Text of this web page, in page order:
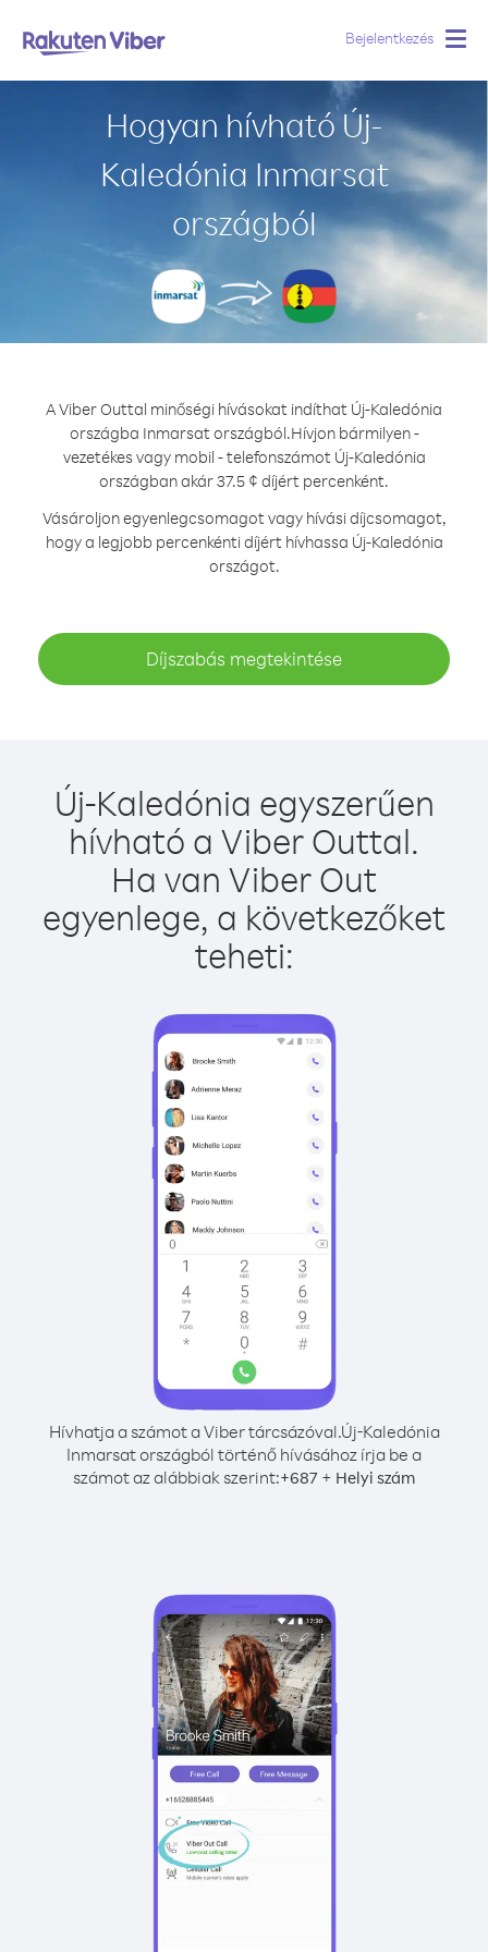
Bejelentkezés
Hogyan hívható Új-
Kaledónia Inmarsat
országból
A Viber Outtal minőségi hívásokat indíthat Új-Kaledónia
országba Inmarsat országból.Hívjon bármilyen -
vezetékes vagy mobil - telefonszámot Új-Kaledónia
országban akár 37.5 ¢ díjért percenként.
Vásároljon egyenlegcsomagot vagy hívási díjcsomagot,
hogy a legjobb percenkénti díjért hívhassa Új-Kaledónia
országot.
Díjszabás megtekintése
Új-Kaledónia egyszerűen
hívható a Viber Outtal.
Ha van Viber Out
egyenlege, a következőket
teheti:
Hívhatja a számot a Viber tárcsázóval.Új-Kaledónia
Inmarsat országból történő hívásához írja be a
számot az alábbiak szerint:+687 + Helyi szám